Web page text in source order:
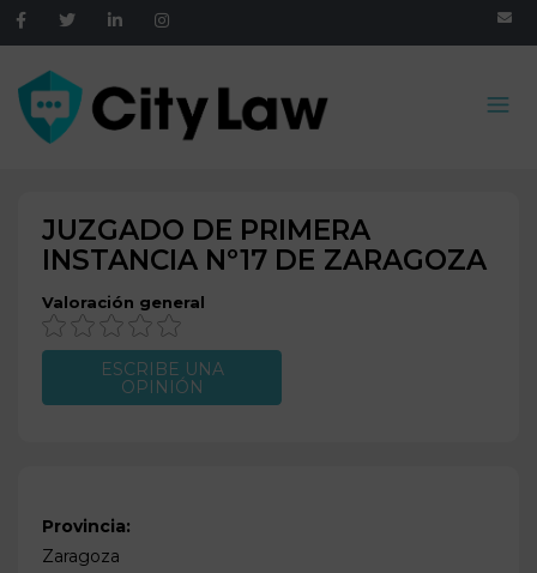
JUZGADO DE PRIMERA
INSTANCIA Nº17 DE ZARAGOZA
Valoración general
ESCRIBE UNA
OPINIÓN
Provincia:
Zaragoza